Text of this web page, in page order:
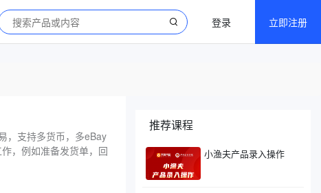
登录 立即注册
，支持多货币，多eBay
，例如准备发货单，回
推荐课程
小渔夫产品录入操作